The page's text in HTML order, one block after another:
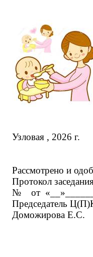
Узловая , 2026 г.
Рассмотрено и
Протокол
№ от
Председатель
Доможирова Е.С.